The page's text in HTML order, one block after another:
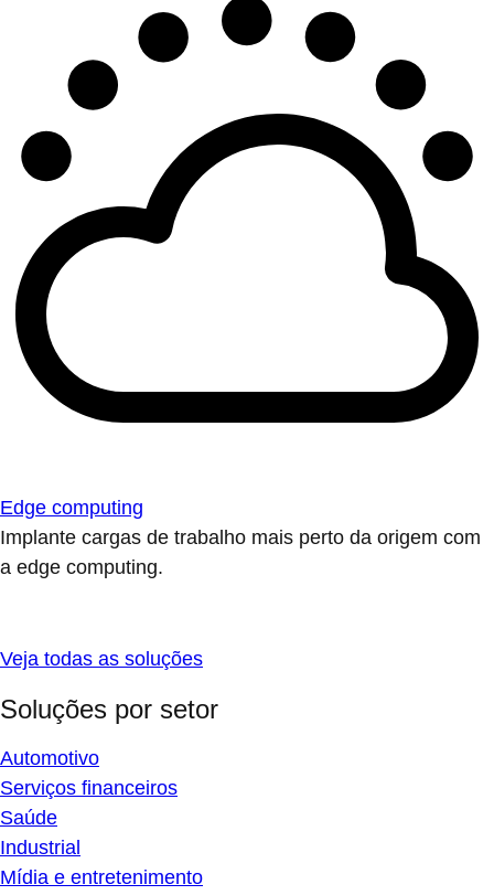
Edge computing
Implante cargas de trabalho mais perto da origem com
a edge computing.
Veja todas as soluções
Soluções por setor
Automotivo
Serviços financeiros
Saúde
Industrial
Mídia e entretenimento